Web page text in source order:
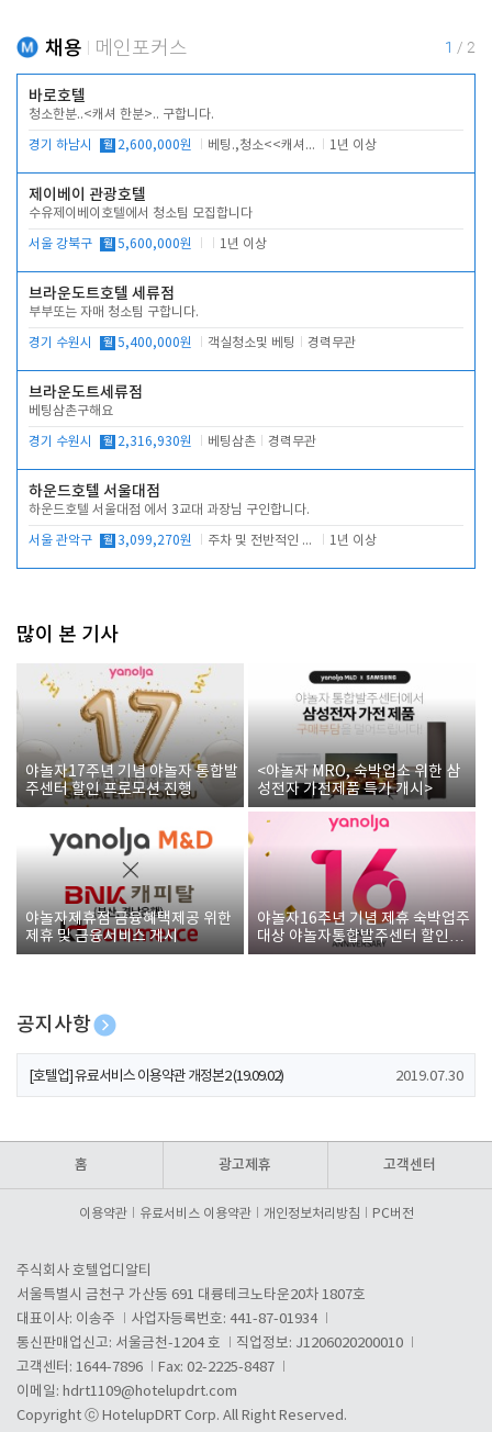
채용 메인포커스 1 / 2
바로호텔
청소한분..<캐셔 한분>.. 구합니다.
경기 하남시 월 2,600,000원 베팅.,청소<<캐셔 모셔봅니다. 1년 이상
제이베이 관광호텔
수유제이베이호텔에서 청소팀 모집합니다
서울 강북구 월 5,600,000원 1년 이상
브라운도트호텔 세류점
부부또는 자매 청소팀 구합니다.
경기 수원시 월 5,400,000원 객실청소및 베팅 경력무관
브라운도트세류점
베팅삼촌구해요
경기 수원시 월 2,316,930원 베팅삼촌 경력무관
하운드호텔 서울대점
하운드호텔 서울대점 에서 3교대 과장님 구인합니다.
서울 관악구 월 3,099,270원 주차 및 전반적인 당번업무 1년 이상
많이 본 기사
야놀자17주년 기념 야놀자 통합발
주센터 할인 프로모션 진행
<야놀자 MRO, 숙박업소 위한 삼
성전자 가전제품 특가 개시>
야놀자제휴점 금융혜택제공 위한
제휴 및 금융서비스 게시
야놀자16주년 기념 제휴 숙박업주
대상 야놀자통합발주센터 할인쿠
폰 증정
공지사항
[호텔업] 개인정보 처리방침 개정본1 (19.09.02)
[호텔업] 유료서비스 이용약관 개정본2 (19.09.02) 2019.07.30
홈 광고제휴 고객센터
이용약관 유료서비스 이용약관 개인정보처리방침 PC버전
주식회사 호텔업디알티
서울특별시 금천구 가산동 691 대륭테크노타운20차 1807호
대표이사: 이송주
사업자등록번호: 441-87-01934
통신판매업신고: 서울금천-1204 호
직업정보: J1206020200010
고객센터: 1644-7896
Fax: 02-2225-8487
이메일: hdrt1109@hotelupdrt.com
Copyright ⓒ HotelupDRT Corp. All Right Reserved.